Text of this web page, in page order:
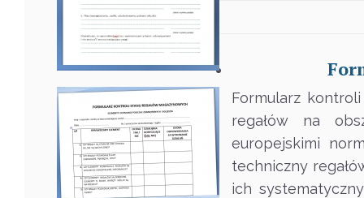
Formularz
regałów na
europejskimi
techniczny
ich